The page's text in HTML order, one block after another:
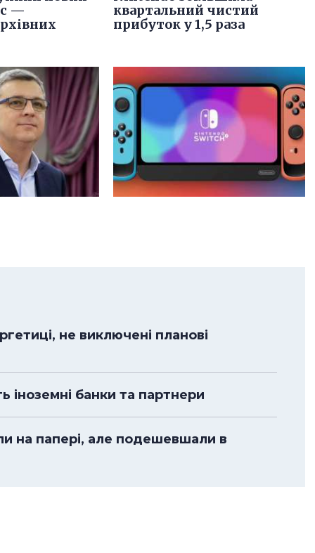
—
квартальний чистий
прибуток у 1,5 раза
не виключені планові
іноземні банки та партнери
на папері, але подешевшали в